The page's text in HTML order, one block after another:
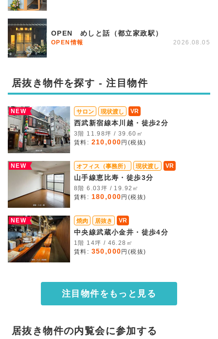
OPEN めしと話（都立家政駅）
OPEN情報 2026.08.05
居抜き物件を探す - 注目物件
NEW サロン 現状渡し VR
西武新宿線本川越・徒歩2分
3階 11.98坪 / 39.60㎡
賃料: 210,000 円(税抜)
NEW オフィス（事務所） 現状渡し VR
山手線恵比寿・徒歩3分
8階 6.03坪 / 19.92㎡
賃料: 180,000 円(税抜)
NEW 焼肉 居抜き VR
中央線武蔵小金井・徒歩4分
1階 14坪 / 46.28㎡
賃料: 350,000 円(税抜)
注目物件をもっと見る
居抜き物件の内覧会に参加する